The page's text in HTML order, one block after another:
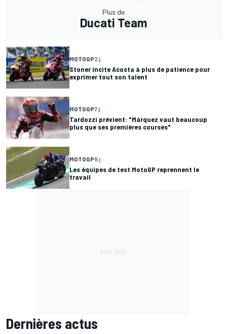
Plus de
Ducati Team
MOTOGP2 j
Stoner incite Acosta à plus de patience pour
exprimer tout son talent
MOTOGP7 j
Tardozzi prévient: "Márquez vaut beaucoup
plus que ses premières courses"
MOTOGP8 j
Les équipes de test MotoGP reprennent le
travail
Dernières actus